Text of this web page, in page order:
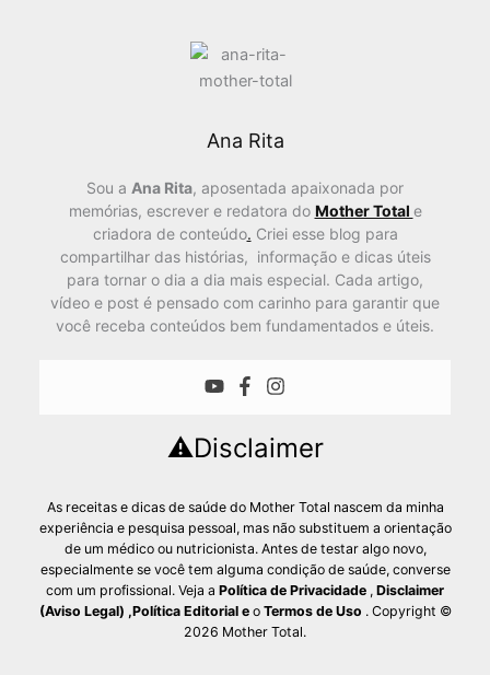
Ana Rita
Sou a Ana Rita, aposentada apaixonada por
memórias, escrever e redatora do Mother Total e
criadora de conteúdo. Criei esse blog para
compartilhar das histórias, informação e dicas úteis
para tornar o dia a dia mais especial. Cada artigo,
vídeo e post é pensado com carinho para garantir que
você receba conteúdos bem fundamentados e úteis.
⚠️Disclaimer
As receitas e dicas de saúde do Mother Total nascem da minha
experiência e pesquisa pessoal, mas não substituem a orientação
de um médico ou nutricionista. Antes de testar algo novo,
especialmente se você tem alguma condição de saúde, converse
com um profissional. Veja a Política de Privacidade , Disclaimer
(Aviso Legal) ,Política Editoriale o Termos de Uso . Copyright ©
2026 Mother Total.